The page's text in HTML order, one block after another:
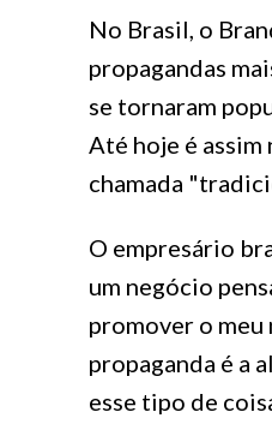
No Brasil, o
propagandas
se tornaram
Até hoje é
chamada
O empresário
um negócio
promover o meu
propaganda é a
esse tipo de